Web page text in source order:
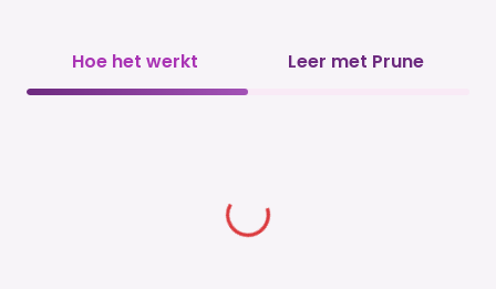
Hoe het werkt Leer met Prune